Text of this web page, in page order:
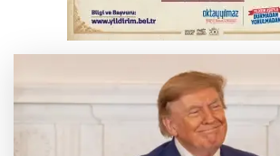
Thorsten Fink, sağlık